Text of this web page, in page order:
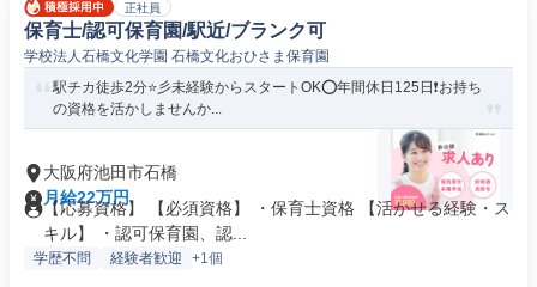
正社員
保育士/認可保育園/駅近/ブランク可
学校法人石橋文化学園 石橋文化おひさま保育園
駅チカ徒歩2分⭐彡未経験からスタートOK⭕年間休日125日❗️お持ち
の資格を活かしませんか...
大阪府池田市石橋
月給22万円
【応募資格】 【必須資格】 ・保育士資格 【活かせる経験・ス
キル】 ・認可保育園、認...
学歴不問 経験者歓迎 +1個